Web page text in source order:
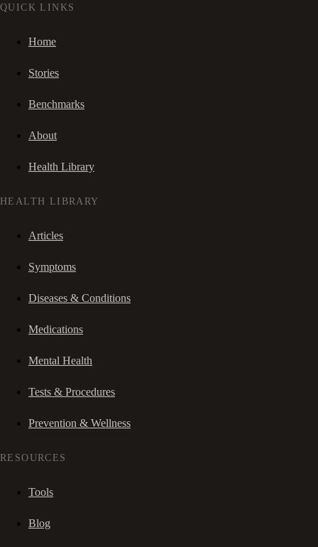
QUICK LINKS
Home
Stories
Benchmarks
About
Health Library
HEALTH LIBRARY
Articles
Symptoms
Diseases & Conditions
Medications
Mental Health
Tests & Procedures
Prevention & Wellness
RESOURCES
Tools
Blog